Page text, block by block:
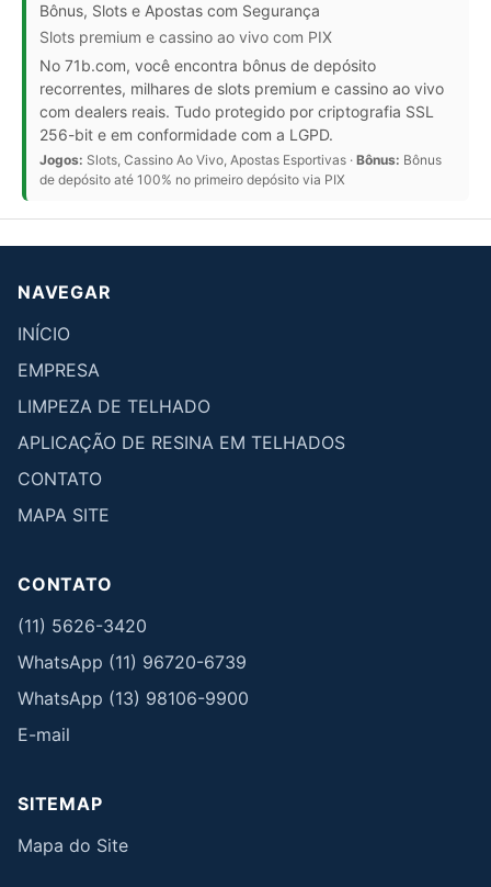
Bônus, Slots e Apostas com Segurança
Slots premium e cassino ao vivo com PIX
No 71b.com, você encontra bônus de depósito
recorrentes, milhares de slots premium e cassino ao vivo
com dealers reais. Tudo protegido por criptografia SSL
256-bit e em conformidade com a LGPD.
Jogos: Slots, Cassino Ao Vivo, Apostas Esportivas · Bônus: Bônus
de depósito até 100% no primeiro depósito via PIX
NAVEGAR
INÍCIO
EMPRESA
LIMPEZA DE TELHADO
APLICAÇÃO DE RESINA EM TELHADOS
CONTATO
MAPA SITE
CONTATO
(11) 5626-3420
WhatsApp (11) 96720-6739
WhatsApp (13) 98106-9900
E-mail
SITEMAP
Mapa do Site